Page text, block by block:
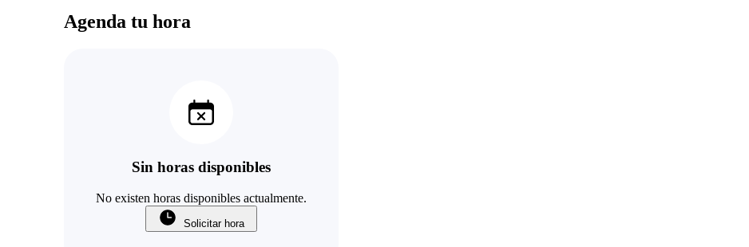
Agenda tu hora
Sin horas disponibles
No existen horas disponibles actualmente.
Solicitar hora